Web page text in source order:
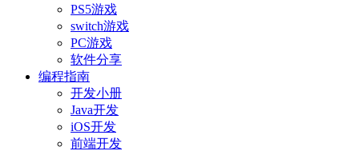
PS5游戏
switch游戏
PC游戏
软件分享
编程指南
开发小册
Java开发
iOS开发
前端开发